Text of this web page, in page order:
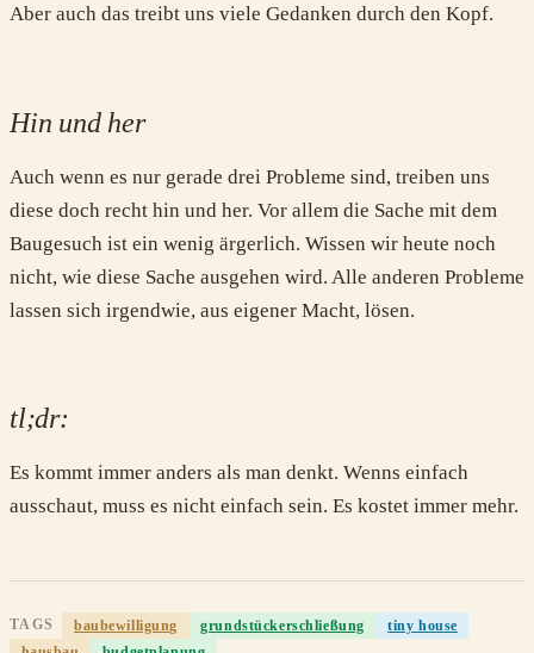
Aber auch das treibt uns viele Gedanken durch den Kopf.
Hin und her
Auch wenn es nur gerade drei Probleme sind, treiben uns
diese doch recht hin und her. Vor allem die Sache mit dem
Baugesuch ist ein wenig ärgerlich. Wissen wir heute noch
nicht, wie diese Sache ausgehen wird. Alle anderen Probleme
lassen sich irgendwie, aus eigener Macht, lösen.
tl;dr:
Es kommt immer anders als man denkt. Wenns einfach
ausschaut, muss es nicht einfach sein. Es kostet immer mehr.
TAGS baubewilligung grundstückerschließung
tiny house